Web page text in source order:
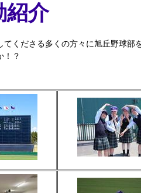
紹介
くださる多くの方々に旭丘野球部
！？